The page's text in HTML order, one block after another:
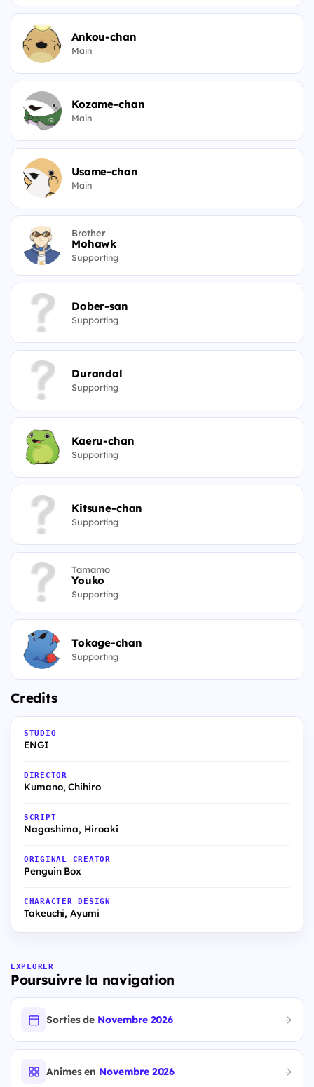
Ankou-chan
Main
Kozame-chan
Main
Usame-chan
Main
Brother
Mohawk
Supporting
Dober-san
Supporting
Durandal
Supporting
Kaeru-chan
Supporting
Kitsune-chan
Supporting
Tamamo
Youko
Supporting
Tokage-chan
Supporting
Credits
STUDIO
ENGI
DIRECTOR
Kumano, Chihiro
SCRIPT
Nagashima, Hiroaki
ORIGINAL CREATOR
Penguin Box
CHARACTER DESIGN
Takeuchi, Ayumi
EXPLORER
Poursuivre la navigation
Sorties de Novembre 2026
Animes en Novembre 2026